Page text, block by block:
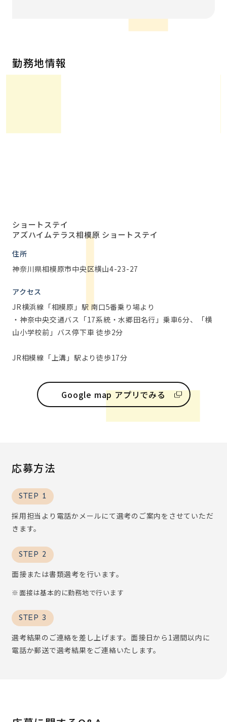
勤務地情報
ショートステイ
アズハイムテラス相模原 ショートステイ
住所
神奈川県相模原市中央区横山4-23-27
アクセス
JR横浜線「相模原」駅 南口5番乗り場より
・神奈中央交通バス「17系統・水郷田名行」乗車6分、「横
山小学校前」バス停下車 徒歩2分
JR相模線「上溝」駅より徒歩17分
Google map アプリでみる
応募方法
STEP 1
採用担当より電話かメールにて選考のご案内をさせていただ
きます。
STEP 2
面接または書類選考を行います。
面接は基本的に勤務地で行います
STEP 3
選考結果のご連絡を差し上げます。面接日から1週間以内に
電話か郵送で選考結果をご連絡いたします。